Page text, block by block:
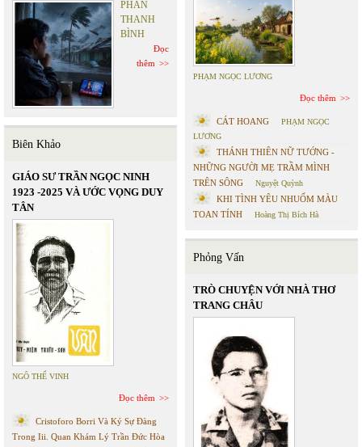
PHAN
THANH
BÌNH
Đọc
thêm
Biên Khảo
GIÁO SƯ TRẦN NGỌC NINH
1923 -2025 VÀ ƯỚC VỌNG DUY
TÂN
NGÔ THẾ VINH
Đọc thêm
Cristoforo Borri Và Ký Sự Đàng
Trong Iii. Quan Khám Lý Trần Đức Hòa
PHẠM NGỌC LƯƠNG
Đọc thêm
CÁT HOANG
PHẠM NGỌC
LƯƠNG
THÁNH THIÊN NỮ TƯỚNG -
NHỮNG NGƯỜI MẸ TRẦM MÌNH
TRÊN SÔNG
Nguyệt Quỳnh
KHI TÌNH YÊU NHUỐM MÀU
TOAN TÍNH
Hoàng Thị Bích Hà
Phỏng Vấn
TRÒ CHUYỆN VỚI NHÀ THƠ
TRANG CHÂU